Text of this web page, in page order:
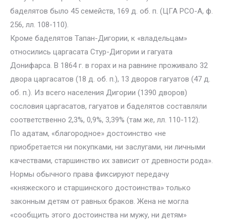
баделятов было 45 семейств, 169 д. об. п. (ЦГА РСО-А, ф.
256, лл. 108-110).
Кроме баделятов Тапан-Дигории, к «владельцам»
относились царгасата Стур-Дигории и гагуата
Донифарса. В 1864 г. в горах и на равнине проживало 32
двора царгасатов (18 д. об. п.), 13 дворов гагуатов (47 д.
об. п.). Из всего населения Дигории (1390 дворов)
сословия царгасатов, гагуатов и баделятов составляли
соответственно 2,3%, 0,9%, 3,39% (там же, лл. 110-112).
По адатам, «благородное» достоинство «не
приобретается ни покупками, ни заслугами, ни личными
качествами, старшинство их зависит от древности рода».
Нормы обычного права фиксируют передачу
«княжеского и старшинского достоинства» только
законным детям от равных браков. Жена не могла
«сообщить этого достоинства ни мужу, ни детям»